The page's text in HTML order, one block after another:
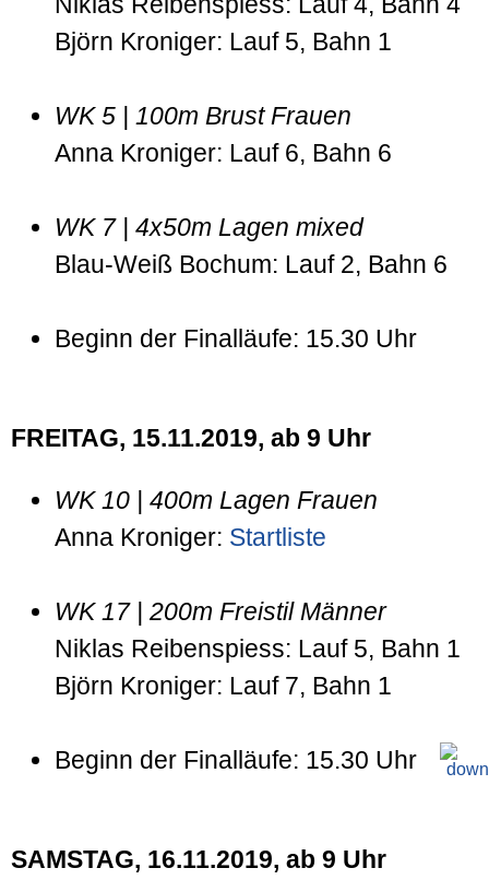
Björn Kroniger: Lauf 5, Bahn 1
WK 5 | 100m Brust Frauen
Anna Kroniger: Lauf 6, Bahn 6
WK 7 | 4x50m Lagen mixed
Blau-Weiß Bochum: Lauf 2, Bahn 6
Beginn der Finalläufe: 15.30 Uhr
FREITAG, 15.11.2019, ab 9 Uhr
WK 10 | 400m Lagen Frauen
Anna Kroniger: Startliste
WK 17 | 200m Freistil Männer
Niklas Reibenspiess: Lauf 5, Bahn 1
Björn Kroniger: Lauf 7, Bahn 1
Beginn der Finalläufe: 15.30 Uhr
SAMSTAG, 16.11.2019, ab 9 Uhr